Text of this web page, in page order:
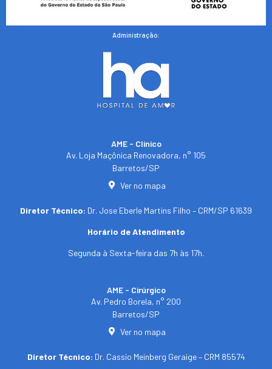
Administração:
AME - Clínico​
Av. Loja Maçônica Renovadora, n° 105
Barretos/SP​
Ver no mapa
Diretor Técnico: Dr. Jose Eberle Martins Filho – CRM/SP 61639
Horário de Atendimento
Segunda à Sexta-feira das 7h às 17h.
AME - Cirúrgico
Av. Pedro Borela, n° 200
Barretos/SP
Ver no mapa
Diretor Técnico: Dr. Cassio Meinberg Geraige – CRM 85574